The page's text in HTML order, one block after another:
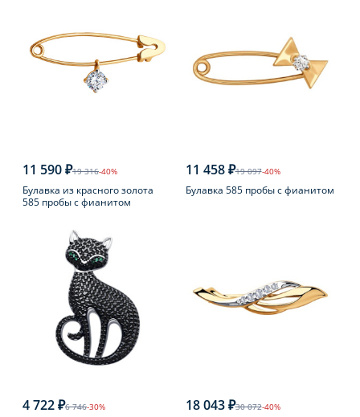
11 590 ₽19 316-40%
Булавка из красного золота
585 пробы с фианитом
11 458 ₽19 097-40%
Булавка 585 пробы с фианитом
4 722 ₽6 746-30% 18 043 ₽30 072-40%